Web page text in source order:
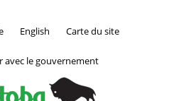
English Carte du site
avec le gouvernement